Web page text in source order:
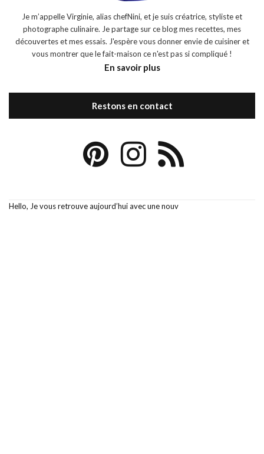
Je m’appelle Virginie, alias chefNini, et je suis créatrice, styliste et
photographe culinaire. Je partage sur ce blog mes recettes, mes
découvertes et mes essais. J'espère vous donner envie de cuisiner et
vous montrer que le fait-maison ce n'est pas si compliqué !
En savoir plus
Restons en contact
Hello, Je vous retrouve aujourd’hui avec une nouv